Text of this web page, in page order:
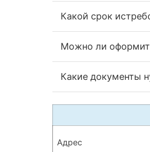
Какой срок
Можно ли
Какие документы
Адрес